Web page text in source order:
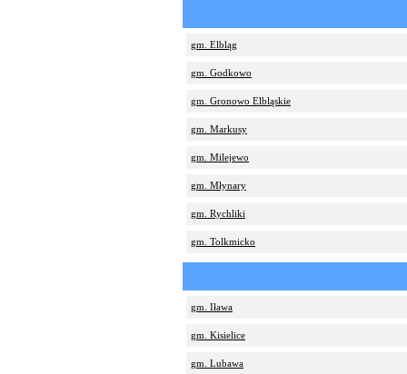
gm. Elbląg
gm. Godkowo
gm. Gronowo Elbląskie
gm. Markusy
gm. Milejewo
gm. Młynary
gm. Rychliki
gm. Tolkmicko
gm. Iława
gm. Kisielice
gm. Lubawa